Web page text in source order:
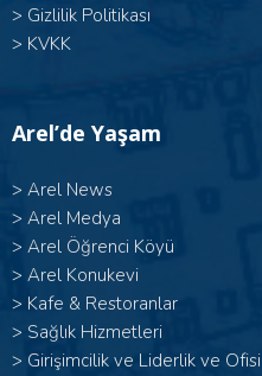
> Gizlilik Politikası
> KVKK
Arel’de Yaşam
> Arel News
> Arel Medya
> Arel Öğrenci Köyü
> Arel Konukevi
> Kafe & Restoranlar
> Sağlık Hizmetleri
> Girişimcilik ve Liderlik ve Ofisi